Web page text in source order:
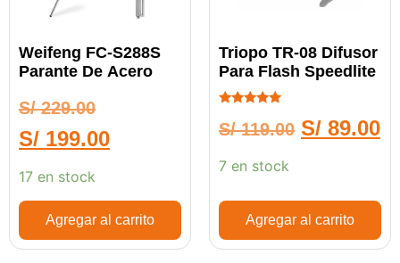
Weifeng FC-S288S
Parante De Acero
S/229.00
S/ 199.00
17 en stock
Agregar al carrito
Triopo TR-08 Difusor
Para Flash Speedlite
5.00
de 5
S/119.00 S/ 89.00
7 en stock
Agregar al carrito